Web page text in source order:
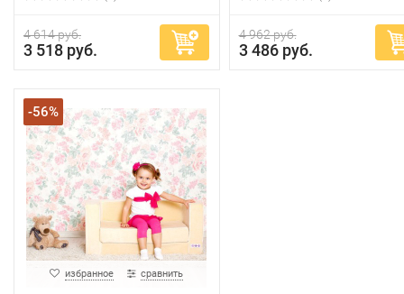
4 614 руб.
3 518 руб.
4 962 руб.
3 486 руб.
-56%
избранное сравнить